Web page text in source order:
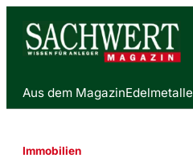
Aus dem MagazinEdelmetalle
Immobilien